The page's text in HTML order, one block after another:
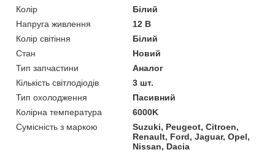
Колір
Білий
Напруга живлення
12 В
Колір світіння
Білий
Стан
Новий
Тип запчастини
Аналог
Кількість світлодіодів
3 шт.
Тип охолодження
Пасивний
Колірна температура
6000K
Сумісність з маркою
Suzuki, Peugeot, Citroen,
Renault, Ford, Jaguar, Opel,
Nissan, Dacia